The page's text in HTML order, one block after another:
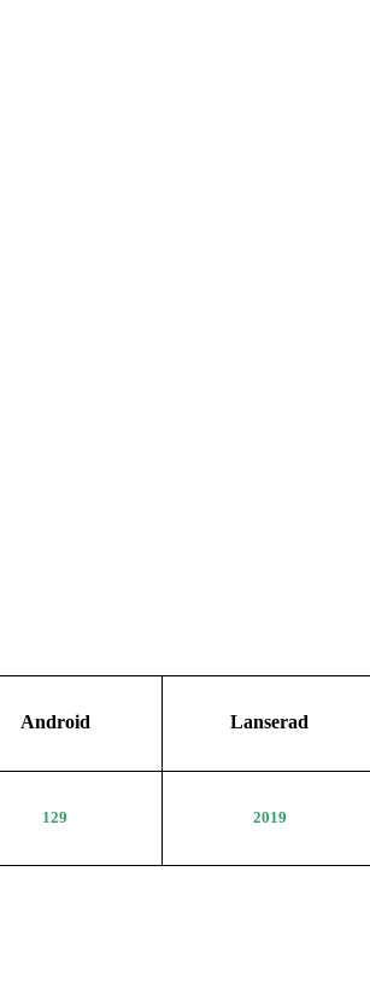
Android Lanserad
129 2019